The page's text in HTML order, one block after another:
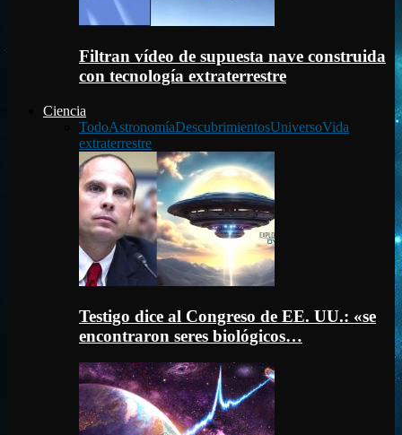
Filtran vídeo de supuesta nave construida
con tecnología extraterrestre
Ciencia
TodoAstronomíaDescubrimientosUniversoVida
extraterrestre
Testigo dice al Congreso de EE. UU.: «se
encontraron seres biológicos…